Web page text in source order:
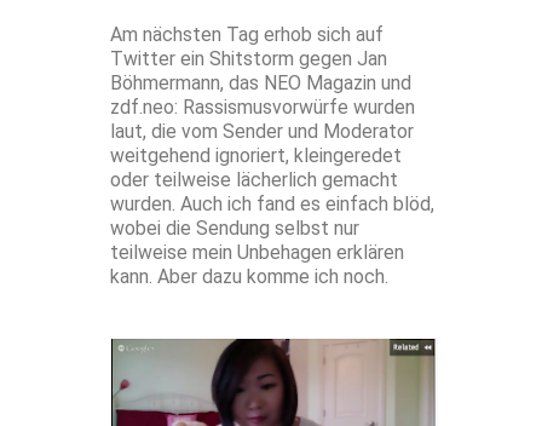
Am nächsten Tag erhob sich auf
Twitter ein Shitstorm gegen Jan
Böhmermann, das NEO Magazin und
zdf.neo: Rassismusvorwürfe wurden
laut, die vom Sender und Moderator
weitgehend ignoriert, kleingeredet
oder teilweise lächerlich gemacht
wurden. Auch ich fand es einfach blöd,
wobei die Sendung selbst nur
teilweise mein Unbehagen erklären
kann. Aber dazu komme ich noch.